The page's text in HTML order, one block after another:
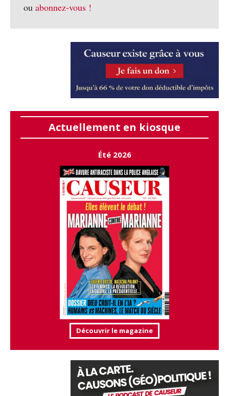
ou abonnez-vous !
Actuellement en kiosque
Été 2026
Découvrir le magazine